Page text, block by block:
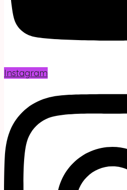
Instagram